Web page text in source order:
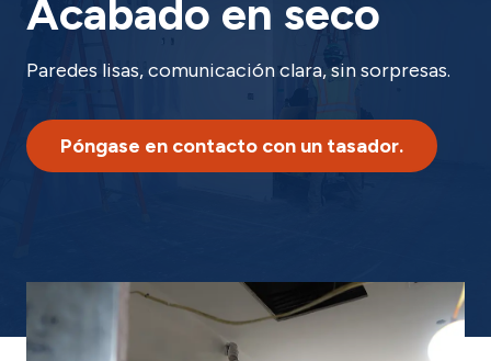
Acabado en seco
Paredes lisas, comunicación clara, sin sorpresas.
Póngase en contacto con un tasador.